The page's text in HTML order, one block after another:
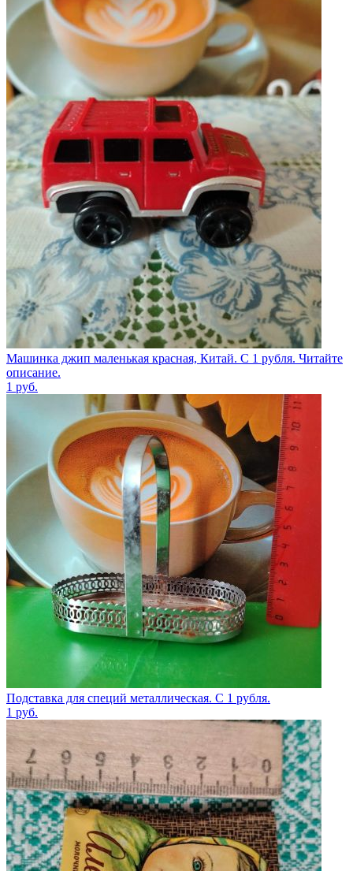
Машинка джип маленькая красная, Китай. С 1 рубля. Читайте
описание.
1 руб.
Подставка для специй металлическая. С 1 рубля.
1 руб.